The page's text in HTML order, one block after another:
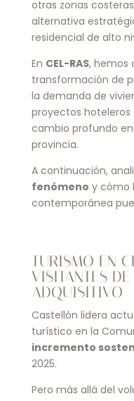
otras zonas
alternativa
residencial de alto
En CEL-RAS, hemos
transformación de
la demanda de
proyectos hoteleros
cambio profundo
provincia.
A continuación,
fenómeno y cómo
contemporánea
TURISMO EN
VISITANTES
ADQUISITIVO
Castellón lidera
turístico en la
incremento
2025.
Pero más allá del